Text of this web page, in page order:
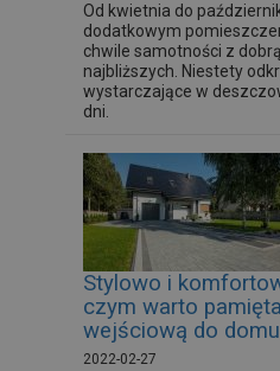
Od kwietnia do
dodatkowym
chwile samotności z
najbliższych. Niestety
wystarczające w
dni.
Stylowo i
czym warto
wejściową do domu
2022-02-27